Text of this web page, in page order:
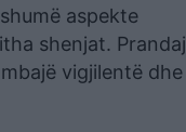
aspekte
shenjat. Prandaj
vigjilentë dhe